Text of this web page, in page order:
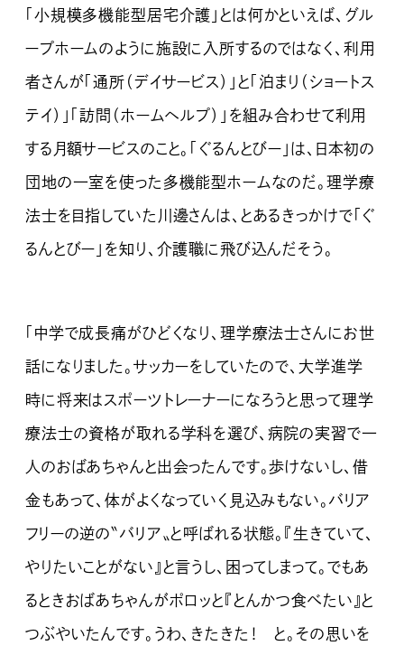
「小規模多機能型居宅介護」とは何かといえば、グル
ープホームのように施設に入所するのではなく、利用
者さんが「通所（デイサービス）」と「泊まり（ショートス
テイ）」「訪問（ホームヘルプ）」を組み合わせて利用
する月額サービスのこと。「ぐるんとびー」は、日本初の
団地の一室を使った多機能型ホームなのだ。理学療
法士を目指していた川邊さんは、とあるきっかけで「ぐ
るんとびー」を知り、介護職に飛び込んだそう。
「中学で成長痛がひどくなり、理学療法士さんにお世
話になりました。サッカーをしていたので、大学進学
時に将来はスポーツトレーナーになろうと思って理学
療法士の資格が取れる学科を選び、病院の実習で一
人のおばあちゃんと出会ったんです。歩けないし、借
金もあって、体がよくなっていく見込みもない。バリア
フリーの逆の〝バリア〟と呼ばれる状態。『生きていて、
やりたいことがない』と言うし、困ってしまって。でもあ
るときおばあちゃんがポロッと『とんかつ食べたい』と
つぶやいたんです。うわ、きたきた！ と。その思いを